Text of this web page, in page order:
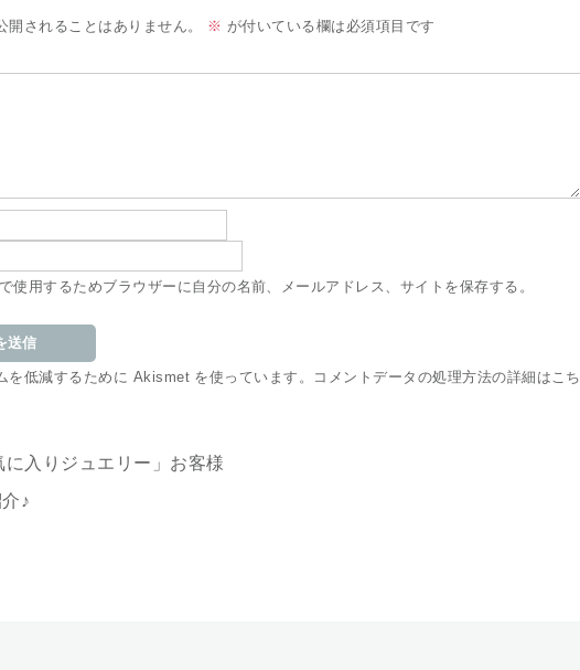
開されることはありません。
※ が付いている欄は必須項目です
使用するためブラウザーに自分の名前、メールアドレス、サイトを保存する。
を低減するために Akismet を使っています。
コメントデータの処理方法の詳細はこち
に入りジュエリー」お客様
♪